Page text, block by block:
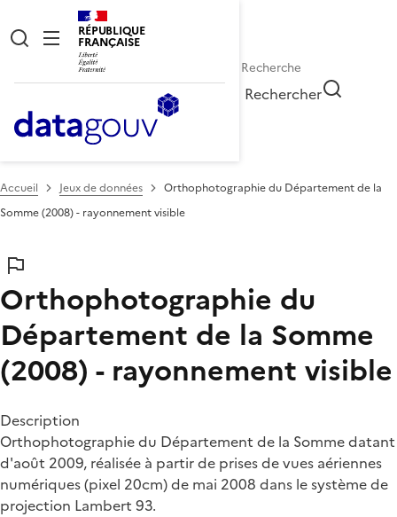
RÉPUBLIQUE
FRANÇAISE
Rechercher
Accueil Jeux de données
Orthophotographie du Département de la
Somme (2008) - rayonnement visible
Orthophotographie du
Département de la Somme
(2008) - rayonnement visible
Description
Orthophotographie du Département de la Somme datant
d'août 2009, réalisée à partir de prises de vues aériennes
numériques (pixel 20cm) de mai 2008 dans le système de
projection Lambert 93.